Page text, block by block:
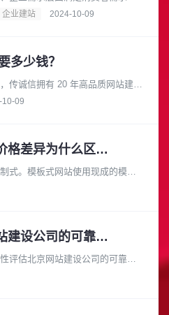
究、查询地点和营业时间等方面
企业建站 2024-10-09
多少钱？
传诚信拥有 20 年高品质网站建设
设合作伙伴。在长期的发展过程
09
网站建设公司之间的价格差异为什么区别大
式。模板式网站使用现成的模板
企业或个体户。而定制式网站则
如何评估一家北京网站建设公司的可靠性和安全性
评估北京网站建设公司的可靠性
考察：项目经验：查看公司的官